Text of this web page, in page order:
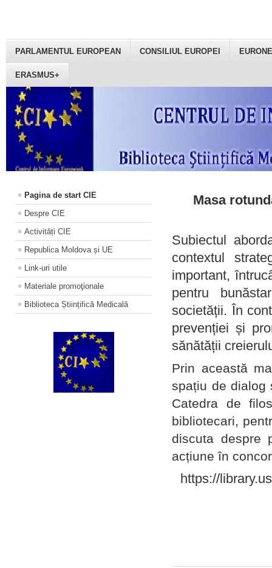
PARLAMENTUL EUROPEAN CONSILIUL EUROPEI
ERASMUS+
Pagina de start CIE
Despre CIE
Activități CIE
Republica Moldova și UE
Link-uri utile
Materiale promoţionale
Biblioteca Științifică Medicală
Masa
Subiectul
contextul
important,
pentru
societății. În
prevenției și
sănătății
Prin această
spațiu de dialog
Catedra de
bibliotecari,
discuta despre
acțiune în
https://